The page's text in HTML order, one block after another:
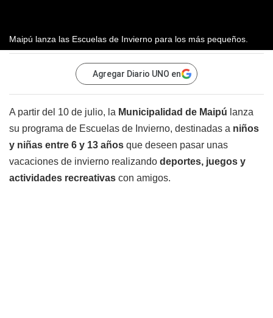
Maipú lanza las Escuelas de Invierno para los más pequeños.
Agregar Diario UNO en
A partir del 10 de julio, la Municipalidad de Maipú lanza
su programa de Escuelas de Invierno, destinadas a niños
y niñas entre 6 y 13 años que deseen pasar unas
vacaciones de invierno realizando deportes, juegos y
actividades recreativas con amigos.